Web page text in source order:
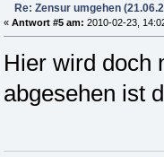
Re: Zensur umgehen
« Antwort #5 am: 2010-02-23,
Hier wird doch
abgesehen ist